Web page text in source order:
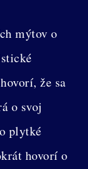
mýtov o
že sa
o svoj
plytké
hovorí o